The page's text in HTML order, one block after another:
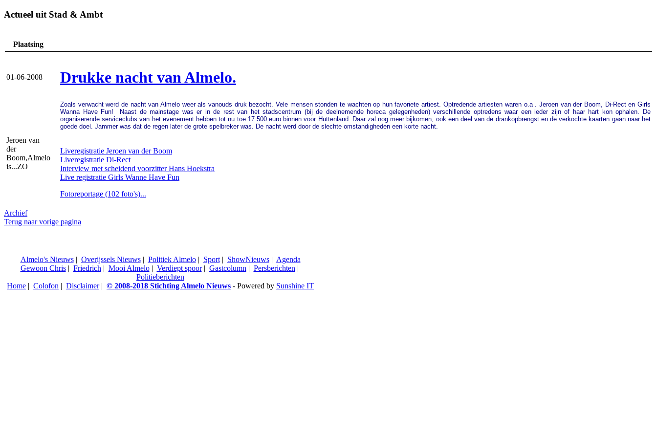
Actueel uit Stad & Ambt
Plaatsing
01-06-2008 Drukke nacht van Almelo.
Jeroen van
der
Boom,Almelo
is...ZO
Zoals verwacht werd de nacht van Almelo weer als vanouds druk bezocht. Vele mensen stonden te wachten op hun favoriete artiest. Optredende artiesten waren o.a . Jeroen van der Boom, Di-Rect en Girls
Wanna Have Fun! Naast de mainstage was er in de rest van het stadscentrum (bij de deelnemende horeca gelegenheden) verschillende optredens waar een ieder zijn of haar hart kon ophalen.
De
organiserende serviceclubs van het evenement hebben tot nu toe 17.500 euro binnen voor Huttenland. Daar zal nog meer bijkomen, ook een deel van de drankopbrengst en de verkochte kaarten gaan naar het
goede doel. Jammer was dat de regen later de grote spelbreker was. De nacht werd door de slechte omstandigheden een korte nacht.
Liveregistratie Jeroen van der Boom
Liveregistratie Di-Rect
Interview met scheidend voorzitter Hans Hoekstra
Live registratie Girls Wanne Have Fun
Fotoreportage (102 foto's)...
Archief
Terug naar vorige pagina
Almelo's Nieuws| Overijssels Nieuws| Politiek Almelo| Sport| ShowNieuws| Agenda
Gewoon Chris| Friedrich| Mooi Almelo| Verdiept spoor| Gastcolumn| Persberichten|
Politieberichten
Home | Colofon | Disclaimer| © 2008-2018 Stichting Almelo Nieuws - Powered by Sunshine IT